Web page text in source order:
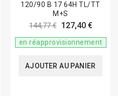
120/90 B 17 64H TL/TT
M+S
144,77 € 127,40 €
en réapprovisionnement
AJOUTER AU PANIER